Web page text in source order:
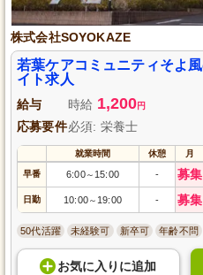
株式会社SOYOKAZE
若葉ケアコミュニティそよ
イト求人
給与 時給 1,200円
応募要件必須: 栄養士
就業時間 休憩 月
早番 6:00～ 15:00 - 募集
日勤 10:00～ 19:00 - 募集
50代活躍 未経験可 新卒可 年齢不問
お気に入り に追加